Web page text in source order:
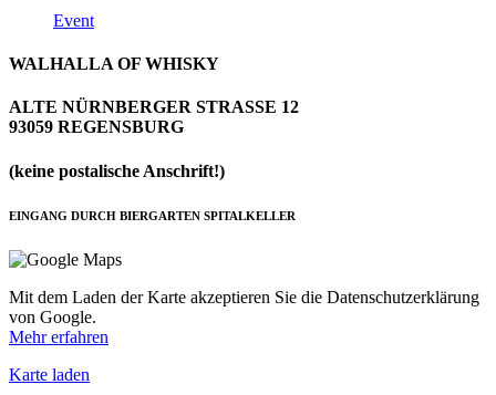
Event
WALHALLA OF WHISKY
ALTE NÜRNBERGER STRASSE 12
93059 REGENSBURG
(keine postalische Anschrift!)
EINGANG DURCH BIERGARTEN SPITALKELLER
Mit dem Laden der Karte akzeptieren Sie die Datenschutzerklärung
von Google.
Mehr erfahren
Karte laden